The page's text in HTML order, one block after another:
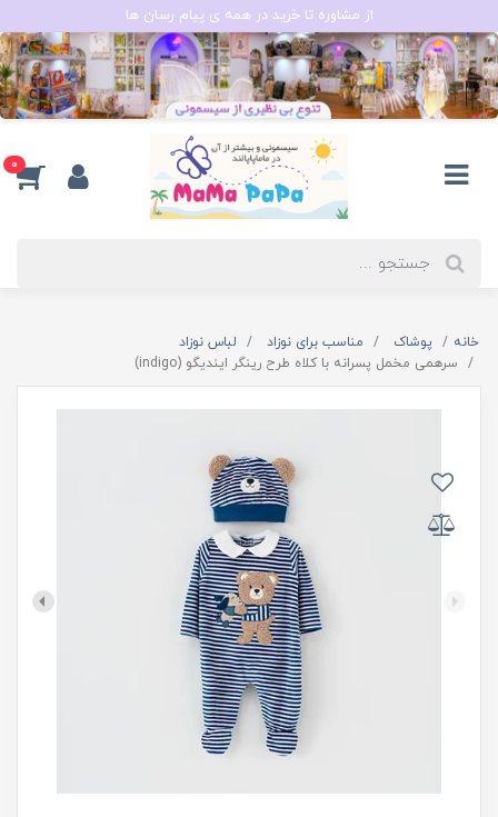
از مشاوره تا خرید در همه ی پیام رسان ها
0
خانه پوشاک مناسب برای نوزاد
لباس نوزاد
سرهمی مخمل پسرانه با کلاه طرح رینگر ایندیگو (indigo)